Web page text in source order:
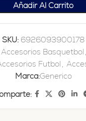
Añadir Al Carrito
SKU: 6926093900178
Accesorios Basquetbol ,
Futbol ,
Marca:Generico